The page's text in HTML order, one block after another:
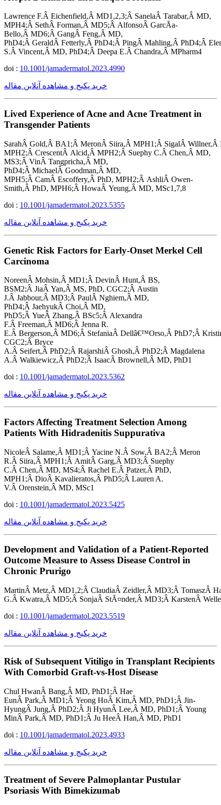
Lawrence F.Â Eichenfield,Â MD1,2,3;Â SanelaÂ Tarabar,Â MD,
MPH4;Â SethÂ Forman,Â MD5;Â AlfonsoÂ GarcÃ­a-
Bello,Â MD6;Â GangÂ Feng,Â MD,
PhD4;Â GeraldÂ Fetterly,Â PhD4;Â PingÂ Mahling,Â PhD4;Â
S.Â Vincent,Â MD, PhD4;Â Deepa E.Â Chandra,Â MPharm4
doi : 10.1001/jamadermatol.2023.4990
خرید پکیج و مشاهده آنلاین مقاله
Lived Experience of Acne and Acne Treatment in
Transgender Patients
SarahÂ Gold,Â BA1;Â MeronÂ Siira,Â MPH1;Â SigalÂ Willner,Â
MPH2;Â CrescentÂ Alcid,Â MPH2;Â Suephy C.Â Chen,Â MD,
MS3;Â VinÂ Tangpricha,Â MD,
PhD4;Â MichaelÂ Goodman,Â MD,
MPH5;Â CamÂ Escoffery,Â PhD, MPH2;Â AshliÂ Owen-
Smith,Â PhD, MPH6;Â HowaÂ Yeung,Â MD, MSc1,7,8
doi : 10.1001/jamadermatol.2023.5355
خرید پکیج و مشاهده آنلاین مقاله
Genetic Risk Factors for Early-Onset Merkel Cell
Carcinoma
NoreenÂ Mohsin,Â MD1;Â DevinÂ Hunt,Â BS,
BSM2;Â JiaÂ Yan,Â MS, PhD, CGC2;Â Austin
J.Â Jabbour,Â MD3;Â PaulÂ Nghiem,Â MD,
PhD4;Â JaehyukÂ Choi,Â MD,
PhD5;Â YueÂ Zhang,Â BSc5;Â Alexandra
F.Â Freeman,Â MD6;Â Jenna R.
E.Â Bergerson,Â MD6;Â StefaniaÂ Dellâ€™Orso,Â PhD7;Â
CGC2;Â Bryce
A.Â Seifert,Â PhD2;Â RajarshiÂ Ghosh,Â PhD2;Â Magdalena
A.Â Walkiewicz,Â PhD2;Â IsaacÂ Brownell,Â MD, PhD1
doi : 10.1001/jamadermatol.2023.5362
خرید پکیج و مشاهده آنلاین مقاله
Factors Affecting Treatment Selection Among
Patients With Hidradenitis Suppurativa
NicoleÂ Salame,Â MD1;Â Yacine N.Â Sow,Â BA2;Â Meron
R.Â Siira,Â MPH1;Â AmitÂ Garg,Â MD3;Â Suephy
C.Â Chen,Â MD, MS4;Â Rachel E.Â Patzer,Â PhD,
MPH1;Â DioÂ Kavalieratos,Â PhD5;Â Lauren A.
V.Â Orenstein,Â MD, MSc1
doi : 10.1001/jamadermatol.2023.5425
خرید پکیج و مشاهده آنلاین مقاله
Development and Validation of a Patient-Reported
Outcome Measure to Assess Disease Control in
Chronic Prurigo
MartinÂ Metz,Â MD1,2;Â ClaudiaÂ Zeidler,Â MD3;Â TomaszÂ
G.Â Kwatra,Â MD5;Â SonjaÂ StÃ¤nder,Â MD3;Â KarstenÂ
doi : 10.1001/jamadermatol.2023.5519
خرید پکیج و مشاهده آنلاین مقاله
Risk of Subsequent Vitiligo in Transplant Recipients
With Comorbid Graft-vs-Host Disease
Chul HwanÂ Bang,Â MD, PhD1;Â Hae
EunÂ Park,Â MD1;Â Yeong HoÂ Kim,Â MD, PhD1;Â Jin-
HyungÂ Jung,Â PhD2;Â Ji HyunÂ Lee,Â MD, PhD1;Â Young
MinÂ Park,Â MD, PhD1;Â Ju HeeÂ Han,Â MD, PhD1
doi : 10.1001/jamadermatol.2023.4933
خرید پکیج و مشاهده آنلاین مقاله
Treatment of Severe Palmoplantar Pustular
Psoriasis With Bimekizumab